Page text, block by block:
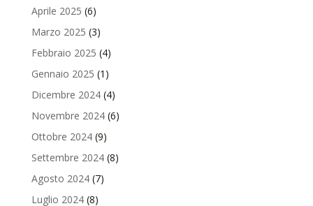
Aprile 2025 (6)
Marzo 2025 (3)
Febbraio 2025 (4)
Gennaio 2025 (1)
Dicembre 2024(4)
Novembre 2024(6)
Ottobre 2024(9)
Settembre 2024(8)
Agosto 2024(7)
Luglio 2024(8)